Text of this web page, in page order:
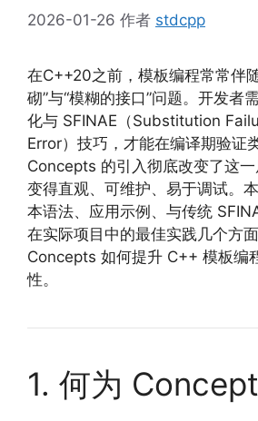
2026-01-26 作者 stdcpp
在C++20之前，模板编程常常伴
砌”与“模糊的接口”问题。开发者
化与 SFINAE（Substitution
Error）技巧，才能在编译期验证
Concepts 的引入彻底改变了这
变得直观、可维护、易于调试。
本语法、应用示例、与传统
在实际项目中的最佳实践几个方
Concepts 如何提升 C++ 模板编
性。
1. 何为